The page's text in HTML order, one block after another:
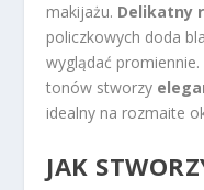
makijażu. Delikatny
policzkowych doda
wyglądać
tonów stworzy
idealny na rozmaite
JAK